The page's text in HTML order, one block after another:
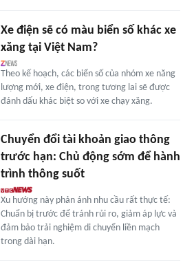
Xe điện sẽ có màu biển số khác xe
xăng tại Việt Nam?
Theo kế hoạch, các biển số của nhóm xe năng
lượng mới, xe điện, trong tương lai sẽ được
đánh dấu khác biệt so với xe chạy xăng.
Chuyển đổi tài khoản giao thông
trước hạn: Chủ động sớm để hành
trình thông suốt
Xu hướng này phản ánh nhu cầu rất thực tế:
Chuẩn bị trước để tránh rủi ro, giảm áp lực và
đảm bảo trải nghiệm di chuyển liền mạch
trong dài hạn.